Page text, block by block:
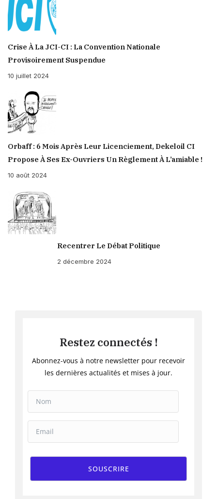
Crise À La JCI-CI : La Convention Nationale
Provisoirement Suspendue
10 juillet 2024
Orbaff : 6 Mois Après Leur Licenciement, Dekeloil CI
Propose À Ses Ex-Ouvriers Un Règlement À L’amiable !
10 août 2024
Recentrer Le Débat Politique
2 décembre 2024
Restez connectés !
Abonnez-vous à notre newsletter pour recevoir
les dernières actualités et mises à jour.
SOUSCRIRE